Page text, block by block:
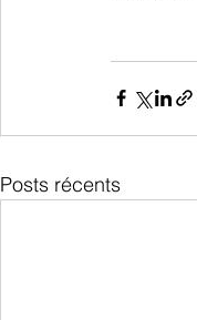
Posts récents